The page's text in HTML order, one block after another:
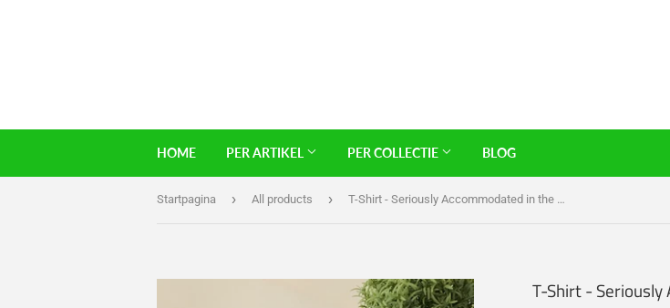
HOME PER ARTIKEL PER COLLECTIE BLOG
Startpagina › All products › T-Shirt - Seriously Accommodated in the Monkey
T-Shirt -